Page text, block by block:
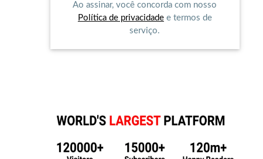
Ao assinar, você concorda com nosso
Política de privacidadee termos de
serviço.